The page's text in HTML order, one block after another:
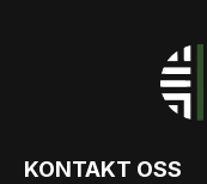
KONTAKT OSS